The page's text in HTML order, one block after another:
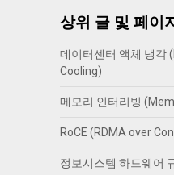
상위 글 및 페이지
데이터센터 액체 냉각
Cooling)
메모리 인터리빙
RoCE (RDMA over
정보시스템 하드웨어